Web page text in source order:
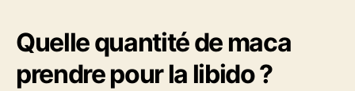
Quelle quantité de maca
prendre pour la libido ?